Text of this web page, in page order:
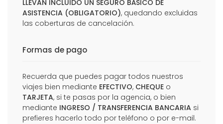
LLEVAN INCLUIDO UN SEGURO BÁSICO DE
ASISTENCIA (OBLIGATORIO), quedando excluidas
las coberturas de cancelación.
Formas de pago
Recuerda que puedes pagar todos nuestros
viajes bien mediante EFECTIVO, CHEQUE o
TARJETA, si te pasas por la agencia, o bien
mediante INGRESO / TRANSFERENCIA BANCARIA si
prefieres hacerlo todo por teléfono o por e-mail.